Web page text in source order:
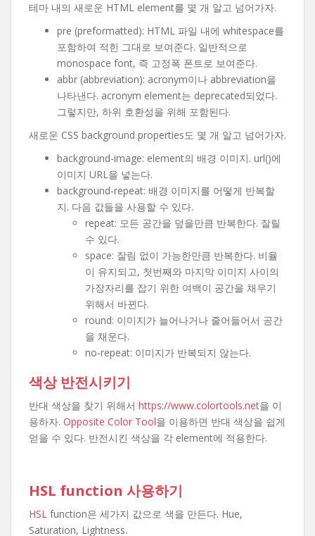
테마 내의 새로운 HTML element를 몇 개 알고 넘어가자.
pre (preformatted): HTML 파일 내에 whitespace를
포함하여 적힌 그대로 보여준다. 일반적으로
monospace font, 즉 고정폭 폰트로 보여준다.
abbr (abbreviation): acronym이나 abbreviation을
나타낸다. acronym element는 deprecated되었다.
그렇지만, 하위 호환성을 위해 포함된다.
새로운 CSS background properties도 몇 개 알고 넘어가자.
background-image: element의 배경 이미지. url()에
이미지 URL을 넣는다.
background-repeat: 배경 이미지를 어떻게 반복할
지. 다음 값들을 사용할 수 있다.
repeat: 모든 공간을 덮을만큼 반복한다. 잘릴
수 있다.
space: 잘림 없이 가능한만큼 반복한다. 비율
이 유지되고, 첫번째와 마지막 이미지 사이의
가장자리를 잡기 위한 여백이 공간을 채우기
위해서 바뀐다.
round: 이미지가 늘어나거나 줄어들어서 공간
을 채운다.
no-repeat: 이미지가 반복되지 않는다.
색상 반전시키기
반대 색상을 찾기 위해서 https://www.colortools.net을 이
용하자. Opposite Color Tool을 이용하면 반대 색상을 쉽게
얻을 수 있다. 반전시킨 색상을 각 element에 적용한다.
HSL function 사용하기
HSL function은 세가지 값으로 색을 만든다. Hue,
Saturation, Lightness.